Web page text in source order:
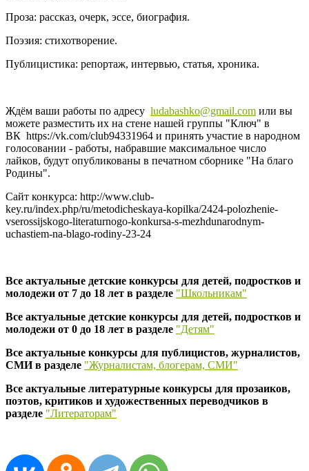
Проза: рассказ, очерк, эссе, биография.
Поэзия: стихотворение.
Публицистика: репортаж, интервью, статья, хроника.
Ждём ваши работы по адресу ludabashko@gmail.com или вы
можете разместить их на стене нашей группы "Ключ" в
ВК https://vk.com/club94331964 и принять участие в народном
голосовании - работы, набравшие максимальное число
лайков, будут опубликованы в печатном сборнике "На благо
Родины".
Сайт конкурса: http://www.club-
key.ru/index.php/ru/metodicheskaya-kopilka/2424-polozhenie-
vserossijskogo-literaturnogo-konkursa-s-mezhdunarodnym-
uchastiem-na-blago-rodiny-23-24
Все актуальные детские конкурсы для детей, подростков и
молодежи от 7 до 18 лет в разделе "Школьникам"
Все актуальные детские конкурсы для детей, подростков и
молодежи от 0 до 18 лет в разделе "Детям"
Все актуальные конкурсы для публицистов, журналистов,
СМИ в разделе "Журналистам, блогерам, СМИ"
Все актуальные литературные конкурсы для прозаиков,
поэтов, критиков и художественных переводчиков в
разделе "Литераторам"